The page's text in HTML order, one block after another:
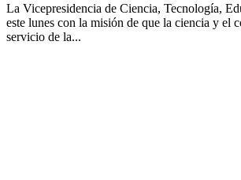
La Vicepresidencia de Ciencia, Tecnología,
este lunes con la misión de que la ciencia y el
servicio de la...